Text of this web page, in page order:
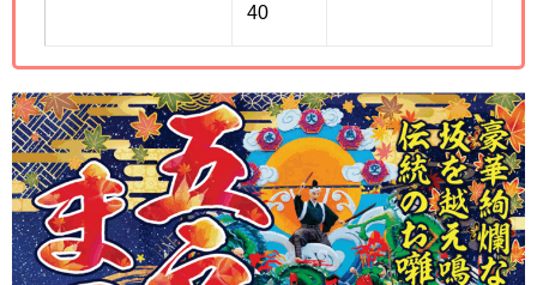
40